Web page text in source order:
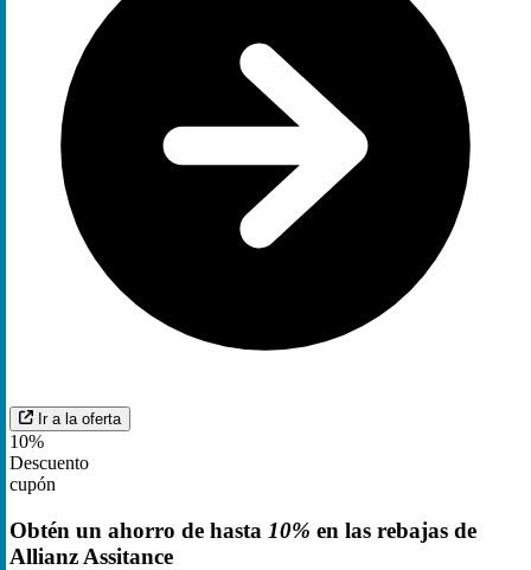
Ir a la oferta
10%
Descuento
cupón
Obtén un ahorro de hasta 10% en las rebajas de
Allianz Assitance